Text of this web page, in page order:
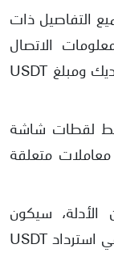
التفاصيل ذات
الاتصال
الخاصة بالمحتال وأي اتصالات أو وثائق لديك ومبلغ USDT
لقطات شاشة
معاملات متعلقة
سيكون
موقفك أكثر قوة، مما يزيد من فرصك في استرداد USDT